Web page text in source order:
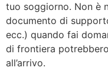
tuo soggiorno. Non è
documento di
ecc.) quando fai
di frontiera
all’arrivo.